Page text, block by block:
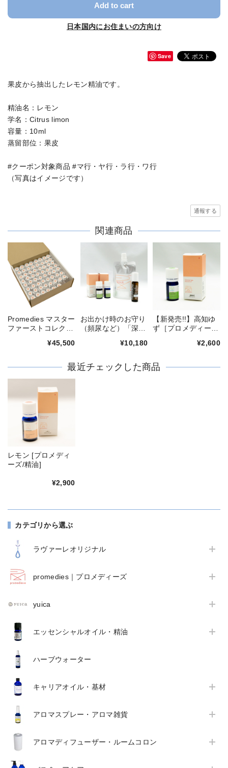
カテゴリから選ぶ
ラヴァーレオリジナル
promedies｜プロメディーズ
yuica
エッセンシャルオイル・精油
ハーブウォーター
キャリアオイル・基材
アロマスプレー・アロマ雑貨
アロマディフューザー・ルームコロン
Add to cart
日本国内にお住まいの方向け
Save
果皮から抽出したレモン精油です。
精油名：レモン
学名：Citrus limon
容量：10ml
蒸留部位：果皮
#クーポン対象商品 #マ行・ヤ行・ラ行・ワ行
（写真はイメージです）
通報する
関連商品
Promedies マスター
ファーストコレクシ
¥45,500
お出かけ時のお守り
（頻尿など）「深呼
ル」作りセット¥10,180
【新発売!!】高知ゆ
ず［プロメディー
¥2,600
最近チェックした商品
レモン [プロメディ
ーズ/精油]
¥2,900